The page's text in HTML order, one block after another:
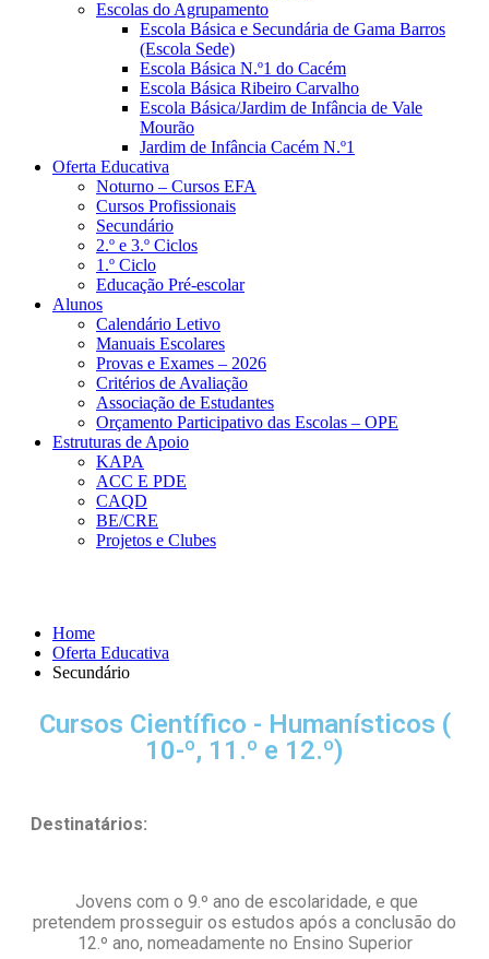
Escolas do Agrupamento
Escola Básica e Secundária de Gama Barros
(Escola Sede)
Escola Básica N.º1 do Cacém
Escola Básica Ribeiro Carvalho
Escola Básica/Jardim de Infância de Vale
Mourão
Jardim de Infância Cacém N.º1
Oferta Educativa
Noturno – Cursos EFA
Cursos Profissionais
Secundário
2.º e 3.º Ciclos
1.º Ciclo
Educação Pré-escolar
Alunos
Calendário Letivo
Manuais Escolares
Provas e Exames – 2026
Critérios de Avaliação
Associação de Estudantes
Orçamento Participativo das Escolas – OPE
Estruturas de Apoio
KAPA
ACC E PDE
CAQD
BE/CRE
Projetos e Clubes
Home
Oferta Educativa
Secundário
Cursos Científico - Humanísticos (
10-º, 11.º e 12.º)
Destinatários:
Jovens com o 9.º ano de escolaridade, e que
pretendem prosseguir os estudos após a conclusão do
12.º ano, nomeadamente no Ensino Superior